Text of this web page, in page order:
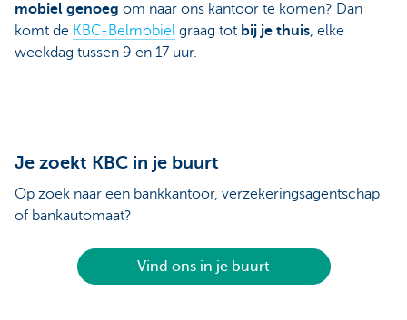
mobiel genoeg om naar ons kantoor te komen? Dan
komt de KBC-Belmobiel graag tot bij je thuis, elke
weekdag tussen 9 en 17 uur.
Je zoekt KBC in je buurt
Op zoek naar een bankkantoor, verzekeringsagentschap
of bankautomaat?
Vind ons in je buurt